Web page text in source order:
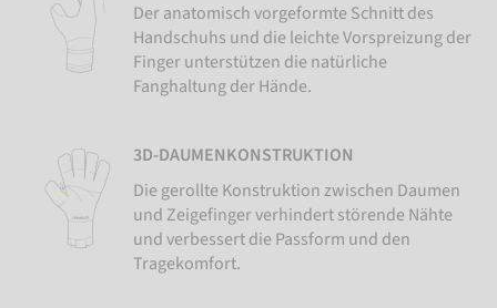
Der anatomisch vorgeformte Schnitt des
Handschuhs und die leichte Vorspreizung der
Finger unterstützen die natürliche
Fanghaltung der Hände.
3D-DAUMENKONSTRUKTION
Die gerollte Konstruktion zwischen Daumen
und Zeigefinger verhindert störende Nähte
und verbessert die Passform und den
Tragekomfort.